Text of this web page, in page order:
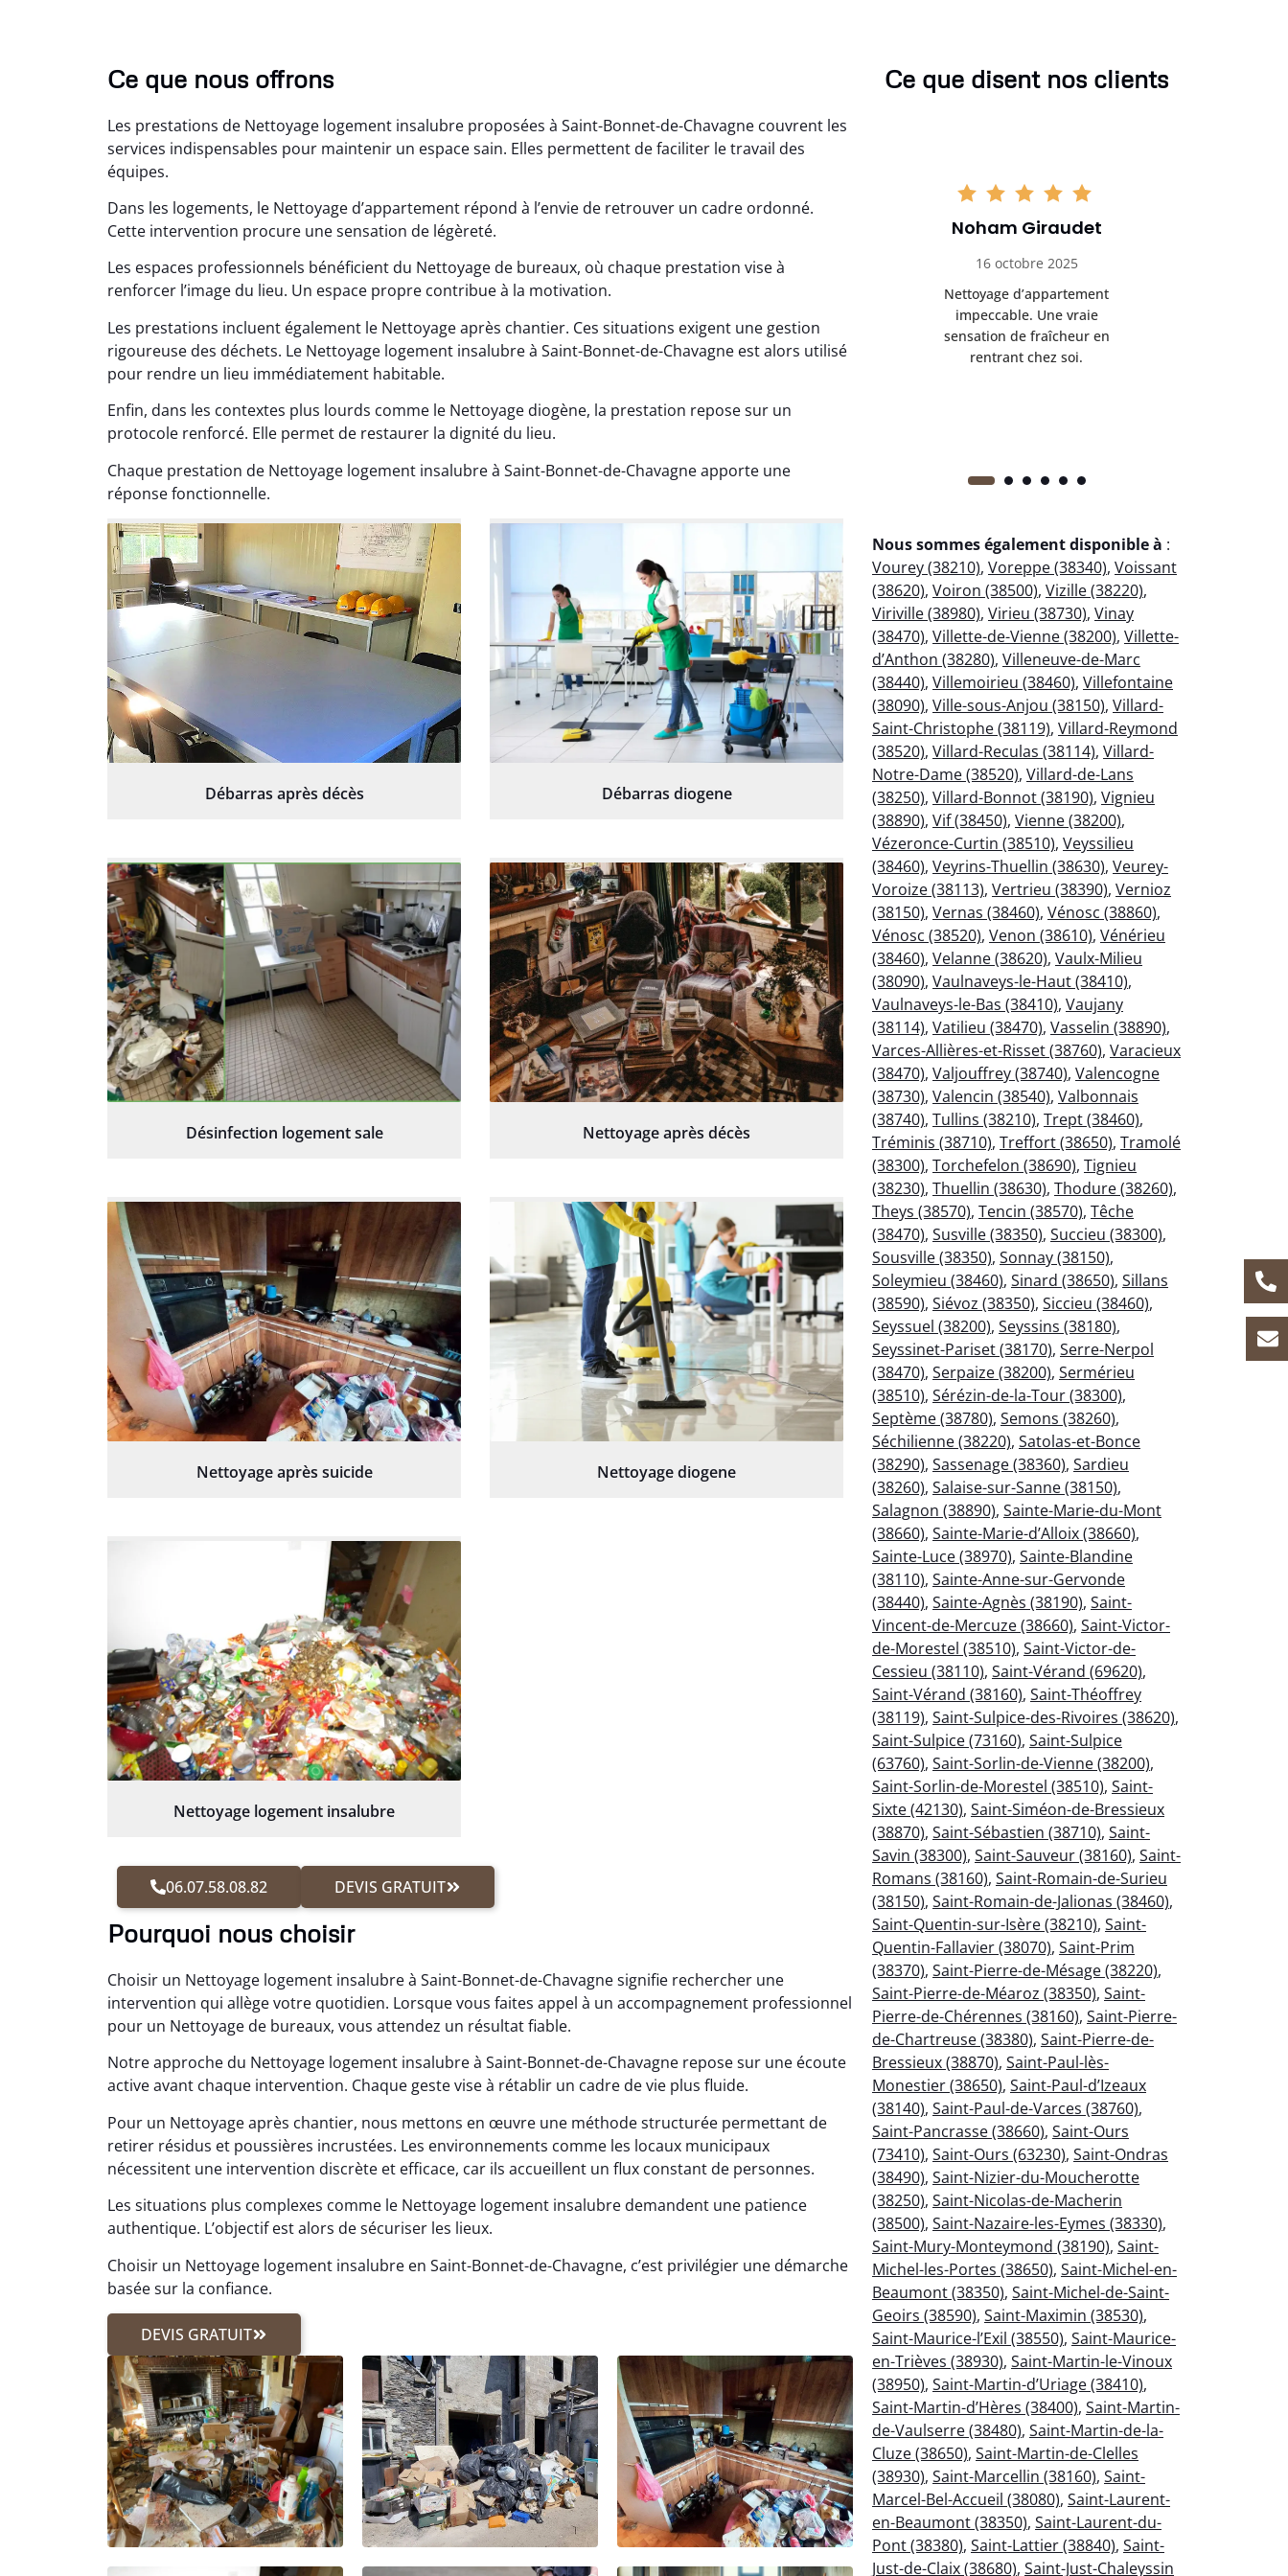
Ce que nous offrons
Les prestations de Nettoyage logement insalubre proposées à Saint-Bonnet-de-Chavagne couvrent les
services indispensables pour maintenir un espace sain. Elles permettent de faciliter le travail des
équipes.
Dans les logements, le Nettoyage d’appartement répond à l’envie de retrouver un cadre ordonné.
Cette intervention procure une sensation de légèreté.
Les espaces professionnels bénéficient du Nettoyage de bureaux, où chaque prestation vise à
renforcer l’image du lieu. Un espace propre contribue à la motivation.
Les prestations incluent également le Nettoyage après chantier. Ces situations exigent une gestion
rigoureuse des déchets. Le Nettoyage logement insalubre à Saint-Bonnet-de-Chavagne est alors utilisé
pour rendre un lieu immédiatement habitable.
Enfin, dans les contextes plus lourds comme le Nettoyage diogène, la prestation repose sur un
protocole renforcé. Elle permet de restaurer la dignité du lieu.
Chaque prestation de Nettoyage logement insalubre à Saint-Bonnet-de-Chavagne apporte une
réponse fonctionnelle.
Débarras après décès Débarras diogene
Désinfection logement sale Nettoyage après décès
Nettoyage après suicide Nettoyage diogene
Nettoyage logement insalubre
06.07.58.08.82 DEVIS GRATUIT
Pourquoi nous choisir
Choisir un Nettoyage logement insalubre à Saint-Bonnet-de-Chavagne signifie rechercher une
intervention qui allège votre quotidien. Lorsque vous faites appel à un accompagnement professionnel
pour un Nettoyage de bureaux, vous attendez un résultat fiable.
Notre approche du Nettoyage logement insalubre à Saint-Bonnet-de-Chavagne repose sur une écoute
active avant chaque intervention. Chaque geste vise à rétablir un cadre de vie plus fluide.
Pour un Nettoyage après chantier, nous mettons en œuvre une méthode structurée permettant de
retirer résidus et poussières incrustées. Les environnements comme les locaux municipaux
nécessitent une intervention discrète et efficace, car ils accueillent un flux constant de personnes.
Les situations plus complexes comme le Nettoyage logement insalubre demandent une patience
authentique. L’objectif est alors de sécuriser les lieux.
Choisir un Nettoyage logement insalubre en Saint-Bonnet-de-Chavagne, c’est privilégier une démarche
basée sur la confiance.
DEVIS GRATUIT
Ce que disent nos clients
Léana Gresset
15 décembre 2025
Nettoyage après chantier
en état rapidement et
proprement.
16 octobre 2025
sensation de fraîcheur en
rentrant chez soi.
Eva Portier
28 octobre 2025
Très satisfaite du nettoyage
de maison. L’ambiance
générale a complètement
changé.
Nous sommes également disponible à :
Vourey (38210), Voreppe (38340), Voissant
(38620), Voiron (38500), Vizille (38220),
Viriville (38980), Virieu (38730), Vinay
(38470), Villette-de-Vienne (38200), Villette-
d’Anthon (38280), Villeneuve-de-Marc
(38440), Villemoirieu (38460), Villefontaine
(38090), Ville-sous-Anjou (38150), Villard-
Saint-Christophe (38119), Villard-Reymond
(38520), Villard-Reculas (38114), Villard-
Notre-Dame (38520), Villard-de-Lans
(38250), Villard-Bonnot (38190), Vignieu
(38890), Vif (38450), Vienne (38200),
Vézeronce-Curtin (38510), Veyssilieu
(38460), Veyrins-Thuellin (38630), Veurey-
Voroize (38113), Vertrieu (38390), Vernioz
(38150), Vernas (38460), Vénosc (38860),
Vénosc (38520), Venon (38610), Vénérieu
(38460), Velanne (38620), Vaulx-Milieu
(38090), Vaulnaveys-le-Haut (38410),
Vaulnaveys-le-Bas (38410), Vaujany
(38114), Vatilieu (38470), Vasselin (38890),
Varces-Allières-et-Risset (38760), Varacieux
(38470), Valjouffrey (38740), Valencogne
(38730), Valencin (38540), Valbonnais
(38740), Tullins (38210), Trept (38460),
Tréminis (38710), Treffort (38650), Tramolé
(38300), Torchefelon (38690), Tignieu
(38230), Thuellin (38630), Thodure (38260),
Theys (38570), Tencin (38570), Têche
(38470), Susville (38350), Succieu (38300),
Sousville (38350), Sonnay (38150),
Soleymieu (38460), Sinard (38650), Sillans
(38590), Siévoz (38350), Siccieu (38460),
Seyssuel (38200), Seyssins (38180),
Seyssinet-Pariset (38170), Serre-Nerpol
(38470), Serpaize (38200), Sermérieu
(38510), Sérézin-de-la-Tour (38300),
Septème (38780), Semons (38260),
Séchilienne (38220), Satolas-et-Bonce
(38290), Sassenage (38360), Sardieu
(38260), Salaise-sur-Sanne (38150),
Salagnon (38890), Sainte-Marie-du-Mont
(38660), Sainte-Marie-d’Alloix (38660),
Sainte-Luce (38970), Sainte-Blandine
(38110), Sainte-Anne-sur-Gervonde
(38440), Sainte-Agnès (38190), Saint-
Vincent-de-Mercuze (38660), Saint-Victor-
de-Morestel (38510), Saint-Victor-de-
Cessieu (38110), Saint-Vérand (69620),
Saint-Vérand (38160), Saint-Théoffrey
(38119), Saint-Sulpice-des-Rivoires (38620),
Saint-Sulpice (73160), Saint-Sulpice
(63760), Saint-Sorlin-de-Vienne (38200),
Saint-Sorlin-de-Morestel (38510), Saint-
Sixte (42130), Saint-Siméon-de-Bressieux
(38870), Saint-Sébastien (38710), Saint-
Savin (38300), Saint-Sauveur (38160), Saint-
Romans (38160), Saint-Romain-de-Surieu
(38150), Saint-Romain-de-Jalionas (38460),
Saint-Quentin-sur-Isère (38210), Saint-
Quentin-Fallavier (38070), Saint-Prim
(38370), Saint-Pierre-de-Mésage (38220),
Saint-Pierre-de-Méaroz (38350), Saint-
Pierre-de-Chérennes (38160), Saint-Pierre-
de-Chartreuse (38380), Saint-Pierre-de-
Bressieux (38870), Saint-Paul-lès-
Monestier (38650), Saint-Paul-d’Izeaux
(38140), Saint-Paul-de-Varces (38760),
Saint-Pancrasse (38660), Saint-Ours
(73410), Saint-Ours (63230), Saint-Ondras
(38490), Saint-Nizier-du-Moucherotte
(38250), Saint-Nicolas-de-Macherin
(38500), Saint-Nazaire-les-Eymes (38330),
Saint-Mury-Monteymond (38190), Saint-
Michel-les-Portes (38650), Saint-Michel-en-
Beaumont (38350), Saint-Michel-de-Saint-
Geoirs (38590), Saint-Maximin (38530),
Saint-Maurice-l’Exil (38550), Saint-Maurice-
en-Trièves (38930), Saint-Martin-le-Vinoux
(38950), Saint-Martin-d’Uriage (38410),
Saint-Martin-d’Hères (38400), Saint-Martin-
de-Vaulserre (38480), Saint-Martin-de-la-
Cluze (38650), Saint-Martin-de-Clelles
(38930), Saint-Marcellin (38160), Saint-
Marcel-Bel-Accueil (38080), Saint-Laurent-
en-Beaumont (38350), Saint-Laurent-du-
Pont (38380), Saint-Lattier (38840), Saint-
Just-de-Claix (38680), Saint-Just-Chaleyssin